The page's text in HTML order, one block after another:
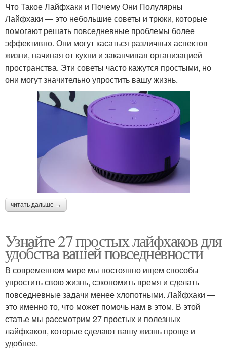
Что Такое Лайфхаки и Почему Они Полулярны
Лайфхаки — это небольшие советы и трюки, которые
помогают решать повседневные проблемы более
эффективно. Они могут касаться различных аспектов
жизни, начиная от кухни и заканчивая организацией
пространства. Эти советы часто кажутся простыми, но
они могут значительно упростить вашу жизнь.
читать дальше →
Узнайте 27 простых лайфхаков для
удобства вашей повседневности
В современном мире мы постоянно ищем способы
упростить свою жизнь, сэкономить время и сделать
повседневные задачи менее хлопотными. Лайфхаки —
это именно то, что может помочь нам в этом. В этой
статье мы рассмотрим 27 простых и полезных
лайфхаков, которые сделают вашу жизнь проще и
удобнее.